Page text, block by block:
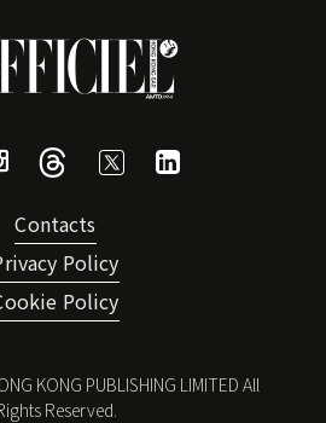
Contacts
Policy
Policy
KONG PUBLISHING LIMITED All
Reserved.